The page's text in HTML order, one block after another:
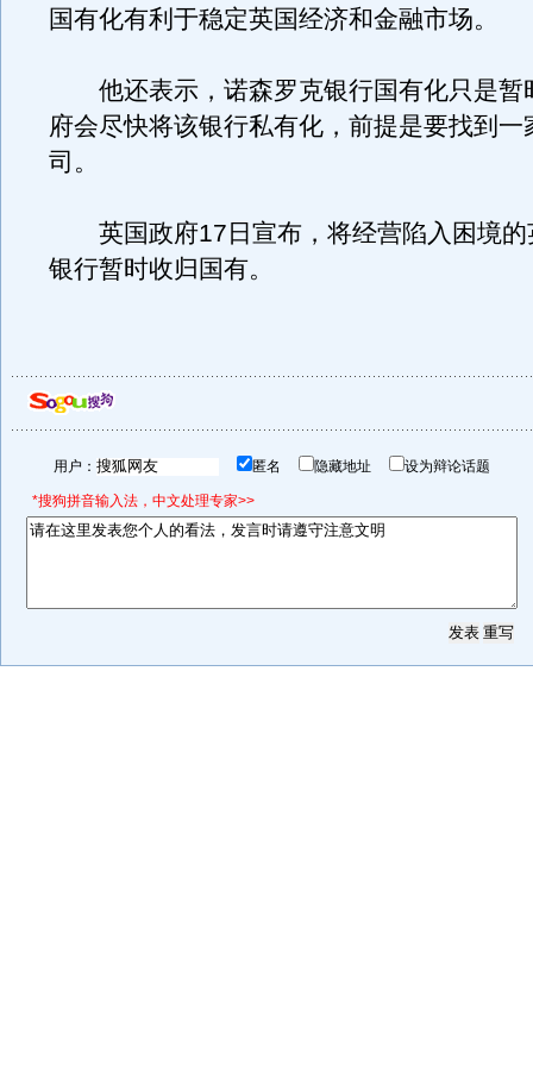
国有化有利于稳定英国经济和金融市场。
他还表示，诺森罗克银行国有化只是暂
府会尽快将该银行私有化，前提是要找到一
司。
英国政府17日宣布，将经营陷入困境的
银行暂时收归国有。
用户： 匿名 隐藏地址 设为辩论话题
*搜狗拼音输入法，中文处理专家>>